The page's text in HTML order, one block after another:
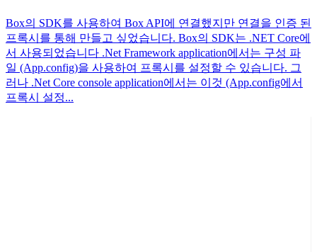
Box의 SDK를 사용하여 Box API에 연결했지만 연결을 인증 된
프록시를 통해 만들고 싶었습니다. Box의 SDK는 .NET Core에
서 사용되었습니다 .Net Framework application에서는 구성 파
일 (App.config)을 사용하여 프록시를 설정할 수 있습니다. 그
러나 .Net Core console application에서는 이것 (App.config에서
프록시 설정...